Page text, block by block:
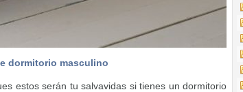
dormitorio masculino
estos serán tu salvavidas si tienes un dormitorio